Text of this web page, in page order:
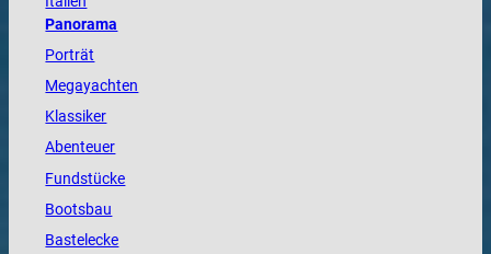
Panorama
Porträt
Megayachten
Klassiker
Abenteuer
Fundstücke
Bootsbau
Bastelecke